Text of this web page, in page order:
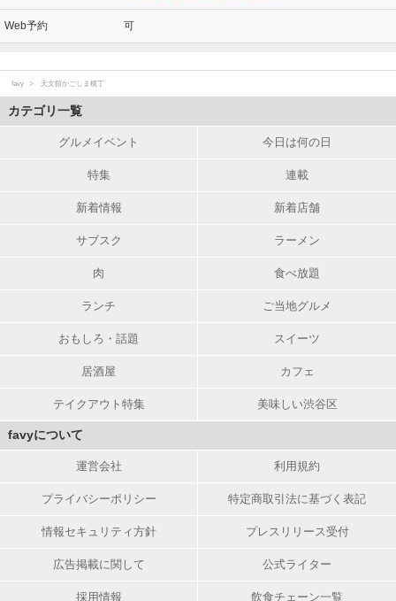
Web予約 可
favy 天文館かごしま横丁
カテゴリ一覧
グルメイベント 今日は何の日
特集 連載
新着情報 新着店舗
サブスク ラーメン
肉 食べ放題
ランチ ご当地グルメ
おもしろ・話題 スイーツ
居酒屋 カフェ
テイクアウト特集 美味しい渋谷区
favyについて
運営会社 利用規約
プライバシーポリシー 特定商取引法に基づく表記
情報セキュリティ方針 プレスリリース受付
広告掲載に関して 公式ライター
採用情報 飲食チェーン一覧